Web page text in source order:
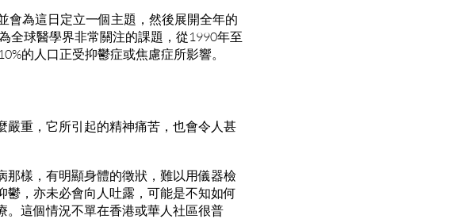
會為這日定立一個主題，然後展開全年的
全球醫學界非常關注的課題，從1990年至
的人口正受抑鬱症或焦慮症所影響。
重，它所引起的精神痛苦，也會令人甚
樣，有明顯身體的徵狀，難以用儀器檢
，亦未必會向人吐露，可能是不知如何
。這個情況不單在香港或華人社區很普